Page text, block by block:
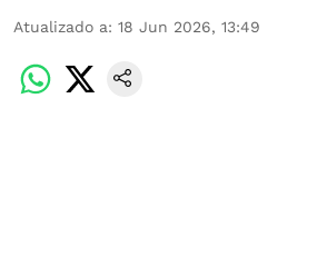
Atualizado a: 18 Jun 2026, 13:49